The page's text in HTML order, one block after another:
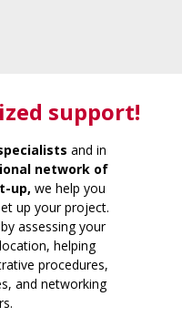
support!
and in
network of
up, we help you
up your project.
assessing your
helping
procedures,
and networking